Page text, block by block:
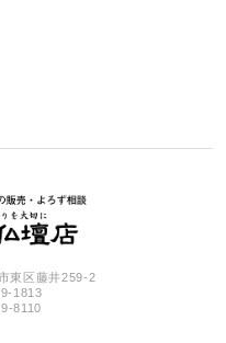
東区藤井259-2
1813
8110